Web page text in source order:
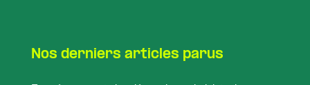
Nos derniers articles parus